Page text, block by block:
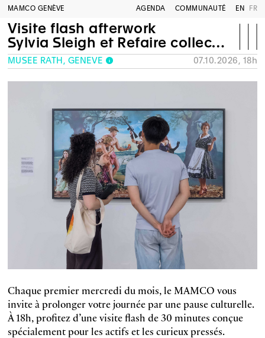
MAMCO GENÈVE AGENDA COMMUNAUTÉ EN FR
Visite flash afterwork
Sylvia Sleigh et Refaire collection
MUSÉE RATH, GENÈVE 07.10.2026, 18h
Chaque premier mercredi du mois, le MAMCO vous
invite à prolonger votre journée par une pause culturelle.
À 18h, profitez d’une visite flash de 30 minutes conçue
spécialement pour les actifs et les curieux pressés.